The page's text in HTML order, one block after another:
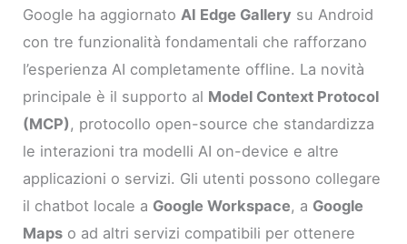
Google ha aggiornatoAI Edge Gallery su Android
con tre funzionalità fondamentali che rafforzano
l’esperienza AI completamente offline. La novità
principale è il supporto al Model Context Protocol
(MCP), protocollo open-source che standardizza
le interazioni tra modelli AI on-device e altre
applicazioni o servizi. Gli utenti possono collegare
il chatbot locale a Google Workspace, a Google
Maps o ad altri servizi compatibili per ottenere